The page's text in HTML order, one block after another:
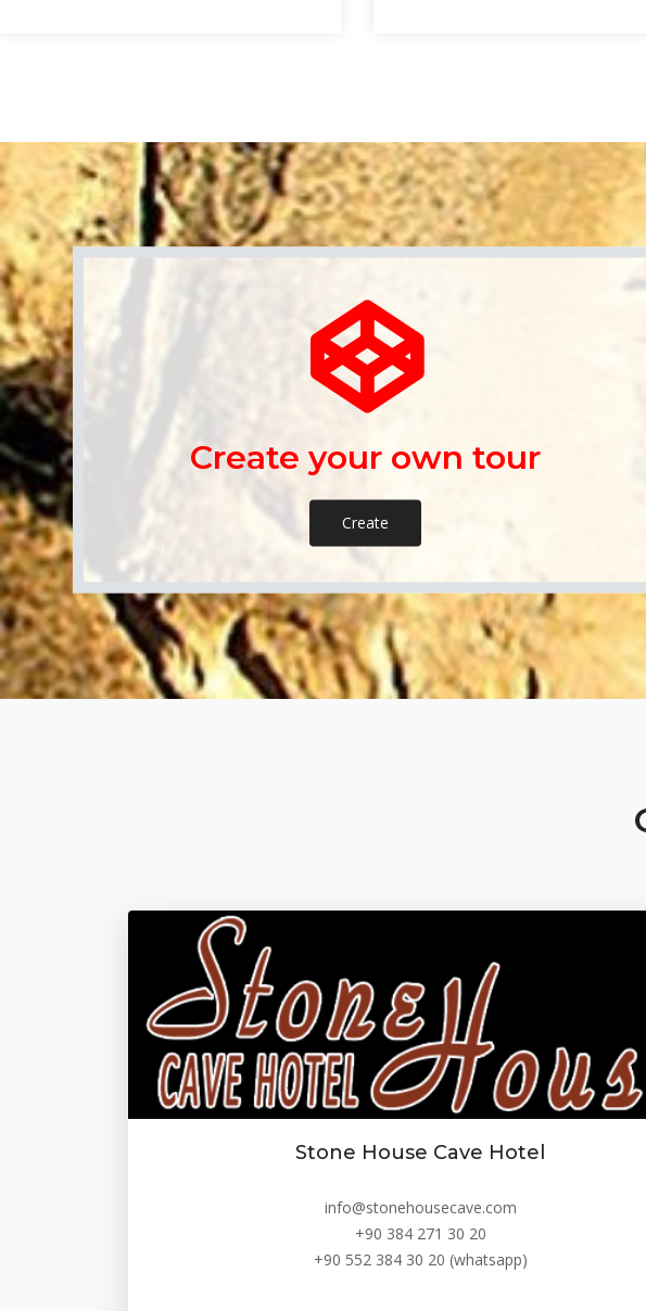
Create your own tour
Create
Stone House Cave Hotel
info@stonehousecave.com
+90 384 271 30 20
+90 552 384 30 20 (whatsapp)